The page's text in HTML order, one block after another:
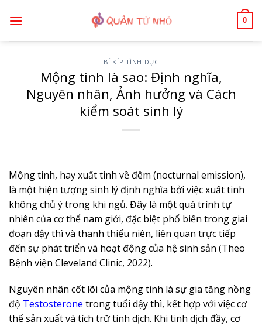
qua
0
BÍ KÍP TÌNH DỤC
Mộng tinh là sao: Định nghĩa,
Nguyên nhân, Ảnh hưởng và Cách
kiểm soát sinh lý
Mộng tinh, hay xuất tinh về đêm (nocturnal emission),
là một hiện tượng sinh lý định nghĩa bởi việc xuất tinh
không chủ ý trong khi ngủ. Đây là một quá trình tự
nhiên của cơ thể nam giới, đặc biệt phổ biến trong giai
đoạn dậy thì và thanh thiếu niên, liên quan trực tiếp
đến sự phát triển và hoạt động của hệ sinh sản (Theo
Bệnh viện Cleveland Clinic, 2022).
Nguyên nhân cốt lõi của mộng tinh là sự gia tăng nồng
độ Testosterone trong tuổi dậy thì, kết hợp với việc cơ
thể sản xuất và tích trữ tinh dịch. Khi tinh dịch đầy, cơ